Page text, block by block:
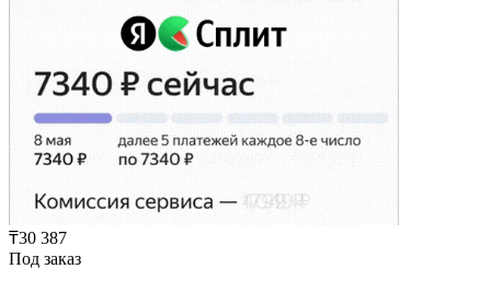
₸30 387
Под заказ